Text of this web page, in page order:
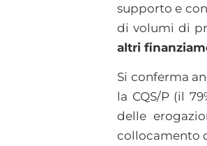
supporto e
di volumi di
altri
Si conferma
la CQS/P (il
delle
collocamento